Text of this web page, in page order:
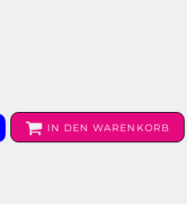
IN DEN WARENKORB